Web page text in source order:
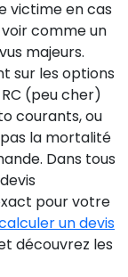
victime en cas
voir comme un
majeurs.
sur les options
(peu cher)
courants, ou
la mortalité
Dans tous
pour votre
un devis
découvrez les